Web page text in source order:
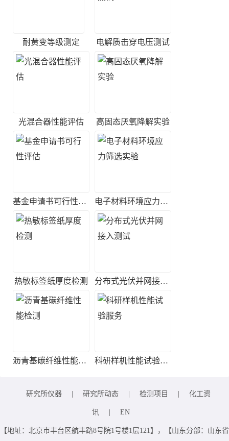
耐黄变等级测定 电解质击穿电压测试
光混合器性能评估 高固态厌氧降解实验
基金申请书可行性评估 电子材料环境应力筛选实验
热敏标签纸厚度检测 分布式光伏并网接入测试
沥青基碳纤维性能检测 科研样机性能试验服务
研究所仪器 研究所动态 检测项目 化工资
讯 EN
【地址：北京市丰台区航丰路8号院1号楼1层121】，【山东分部：山东省